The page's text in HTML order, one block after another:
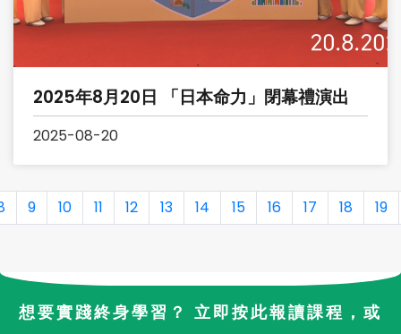
2025年8月20日 「日本命力」閉幕禮演出
2025-08-20
9 10 11 12 13 14 15 16 17 18 19
想要實踐終身學習？ 立即按此報讀課程，或